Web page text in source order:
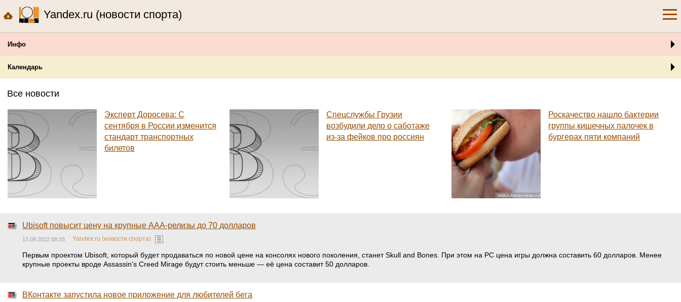
Yandex.ru (новости спорта)
Инфо
Календарь
Все новости
Эксперт Доросева: С
сентября в России изменится
стандарт транспортных
билетов
Спецслужбы Грузии
возбудили дело о саботаже
из-за фейков про россиян
Роскачество нашло бактерии
группы кишечных палочек в
бургерах пяти компаний
Ubisoft повысит цену на крупные AAA-релизы до 70 долларов
13.09.2022 08:33 Yandex.ru (новости спорта)
Первым проектом Ubisoft, который будет продаваться по новой цене на консолях нового поколения, станет Skull and Bones. При этом на PC цена игры должна составить 60 долларов. Менее
крупные проекты вроде Assassinʼs Creed Mirage будут стоить меньше — её цена составит 50 долларов.
ВКонтакте запустила новое приложение для любителей бега